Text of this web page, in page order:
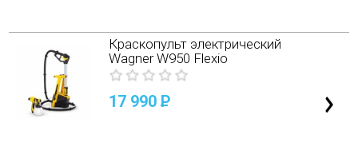
Краскопульт электрический
Wagner W950 Flexio
17 990P